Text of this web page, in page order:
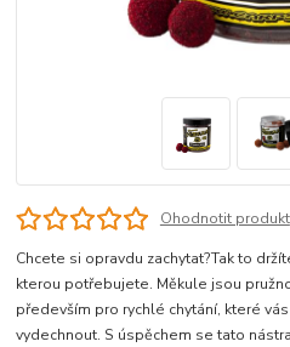
Ohodnotit produkt
Chcete si opravdu zachytat?Tak to
kterou potřebujete. Měkule jsou
především pro rychlé chytání, které
vydechnout. S úspěchem se tato